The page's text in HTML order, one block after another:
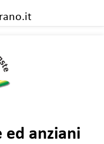
ed anziani